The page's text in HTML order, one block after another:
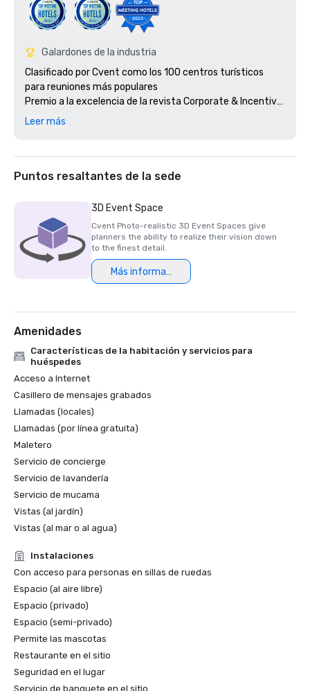
Galardones de la industria
Clasificado por Cvent como los 100 centros turísticos
para reuniones más populares
Premio a la excelencia de la revista Corporate & Incentive
Travel Magazine
Leer más
Puntos resaltantes de la sede
3D Event Space
Cvent Photo-realistic 3D Event Spaces give
planners the ability to realize their vision down
to the finest detail.
Más información
Amenidades
Características de la habitación y servicios para
huéspedes
Acceso a Internet
Casillero de mensajes grabados
Llamadas (locales)
Llamadas (por línea gratuita)
Maletero
Servicio de concierge
Servicio de lavandería
Servicio de mucama
Vistas (al jardín)
Vistas (al mar o al agua)
Instalaciones
Con acceso para personas en sillas de ruedas
Espacio (al aire libre)
Espacio (privado)
Espacio (semi-privado)
Permite las mascotas
Restaurante en el sitio
Seguridad en el lugar
Servicio de banquete en el sitio